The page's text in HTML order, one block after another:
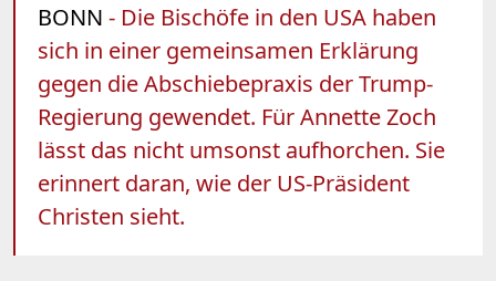
BONN - Die Bischöfe in den USA haben
sich in einer gemeinsamen Erklärung
gegen die Abschiebepraxis der Trump-
Regierung gewendet. Für Annette Zoch
lässt das nicht umsonst aufhorchen. Sie
erinnert daran, wie der US-Präsident
Christen sieht.